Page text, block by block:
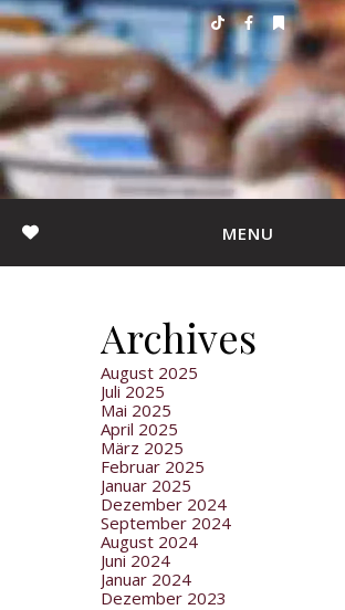
MENU
Archives
August 2025
Juli 2025
Mai 2025
April 2025
März 2025
Februar 2025
Januar 2025
Dezember 2024
September 2024
August 2024
Juni 2024
Januar 2024
Dezember 2023